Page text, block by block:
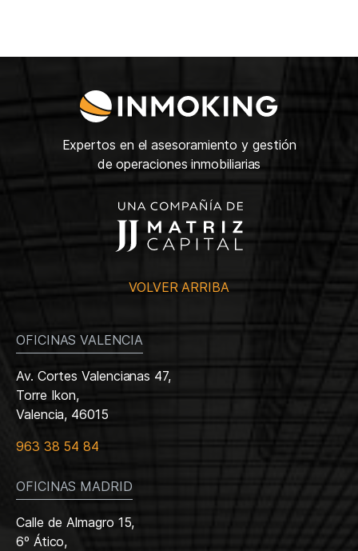
Expertos en el asesoramiento y gestión
de operaciones inmobiliarias
VOLVER ARRIBA
OFICINAS VALENCIA
Av. Cortes Valencianas 47,
Torre Ikon,
Valencia, 46015
963 38 54 84
OFICINAS MADRID
Calle de Almagro 15,
6º Ático,